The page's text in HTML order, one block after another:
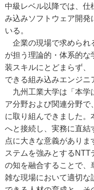
中級レベル以降では、仕
み込みソフトウェア開発
いる。
企業の現場で求められ
が担う理論的・体系的な
装スキルにとどまらず、
できる組み込みエンジニ
九州工業大学は「本学
ア分野および関連分野で
に取り組んできました
へと接続し、実務に直結
点に大きな意義があり
ステムを強みとする
の知を融合することで、
雑な現場において適切な